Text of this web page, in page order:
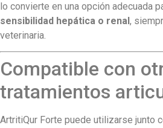
lo convierte en una opción adecuada
sensibilidad hepática o renal,
veterinaria.
Compatible con
tratamientos
ArtritiQur Forte puede utilizarse junto